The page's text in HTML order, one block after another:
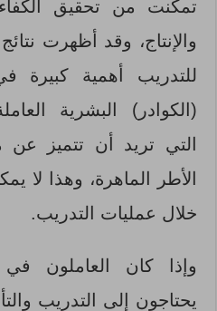
تمكنت من تحقيق
والإنتاج، وقد أظهرت
للتدريب أهمية كبيرة
(الكوادر) البشرية
التي تريد أن تتميز عن
الأطر الماهرة، وهذا لا
خلال عمليات التدريب.
وإذا كان العاملون في
يحتاجون إلى التدريب